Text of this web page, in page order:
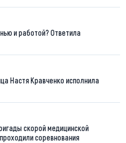
и работой? Ответила
Настя Кравченко исполнила
скорой медицинской
соревнования